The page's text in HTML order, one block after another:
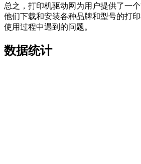
总之，打印机驱动网为用户提供了一
他们下载和安装各种品牌和型号的打
使用过程中遇到的问题。
数据统计